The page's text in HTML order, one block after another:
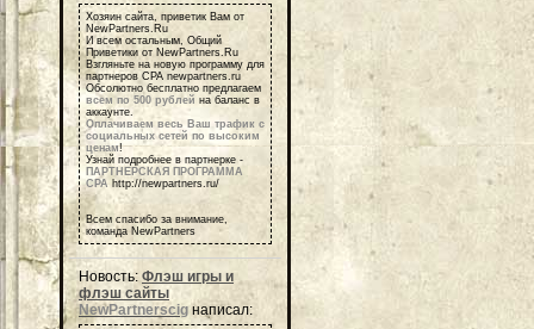
Хозяин сайта, приветик Вам от
NewPartners.Ru
И всем остальным, Общий
Приветики от NewPartners.Ru
Взгляньте на новую программу для
партнеров СРА newpartners.ru
Обсолютно бесплатно предлагаем
всем по 500 рублей на баланс в
аккаунте.
Оплачиваем весь Ваш трафик с
социальных сетей по высоким
ценам!
Узнай подробнее в партнерке -
ПАРТНЕРСКАЯ ПРОГРАММА
СРА http://newpartners.ru/
Всем спасибо за внимание,
команда NewPartners
Новость: Флэш игры и
флэш сайты
NewPartnerscig написал: